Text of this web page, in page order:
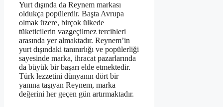
Yurt dışında da Reynem markası
oldukça popülerdir. Başta Avrupa
olmak üzere, birçok ülkede
tüketicilerin vazgeçilmez tercihleri
arasında yer almaktadır. Reynem’in
yurt dışındaki tanınırlığı ve popülerliği
sayesinde marka, ihracat pazarlarında
da büyük bir başarı elde etmektedir.
Türk lezzetini dünyanın dört bir
yanına taşıyan Reynem, marka
değerini her geçen gün artırmaktadır.